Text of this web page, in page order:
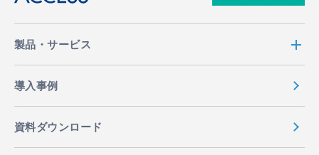
製品・サービス
導入事例
資料ダウンロード